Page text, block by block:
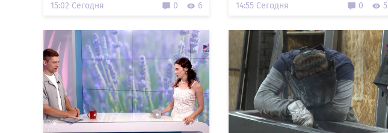
15:02 Сегодня 0 6 14:55 Сегодня 0 5